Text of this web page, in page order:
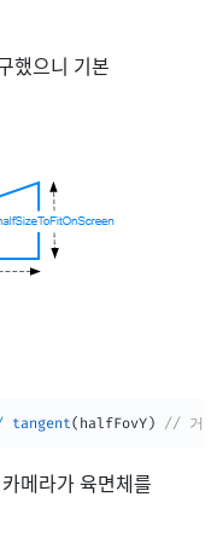
했으니 기본
tangent( halfFovY) // 거리
메라가 육면체를